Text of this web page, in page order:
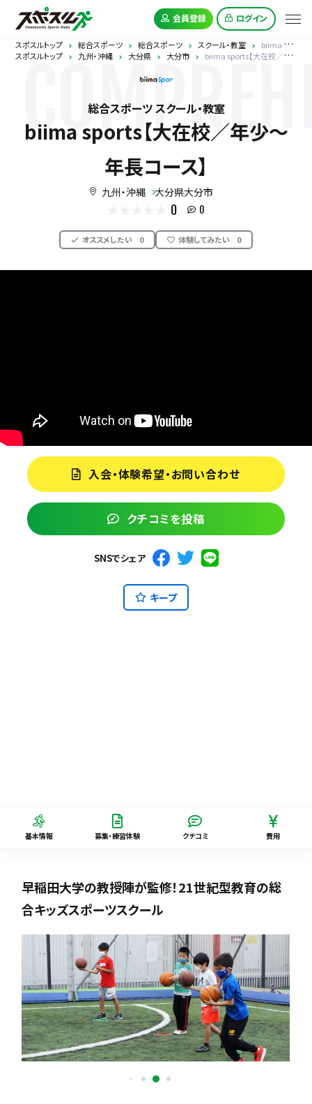
会員登録 ログイン
スポスルトップ 総合スポーツ 総合スポーツ スクール・教室
biima sports【大在校／年少～年長コース】
スポスルトップ
九州・沖縄 大分県 大分市 biima sports【大在校／年少～年長コース】
総合スポーツ スクール・教室
biima sports【大在校／年少～
年長コース】
九州・沖縄 大分県大分市
0 0
オススメしたい 0 体験してみたい 0
入会・体験希望・お問い合わせ
クチコミを投稿
SNSでシェア
キープ
基本情報 募集・練習体験 クチコミ 費用
早稲田大学の教授陣が監修！21世紀型教育の総
合キッズスポーツスクール